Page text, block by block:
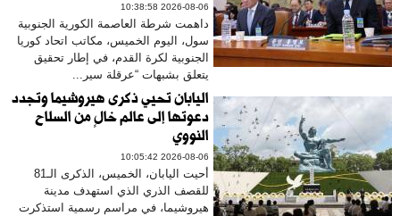
2026-08-06 10:38:58
داهمت شرطة العاصمة الكورية الجنوبية
سول، اليوم الخميس، مكاتب اتحاد كوريا
الجنوبية لكرة القدم، في إطار تحقيق
يتعلق بشبهات “عرقلة سير...
اليابان تحيي ذكرى هيروشيما وتجدد
دعوتها إلى عالم خالٍ من السلاح
النووي
2026-08-06 10:05:42
أحيت اليابان، الخميس، الذكرى الـ81
للقصف الذري الذي استهدف مدينة
هيروشيما، في مراسم رسمية استذكرت